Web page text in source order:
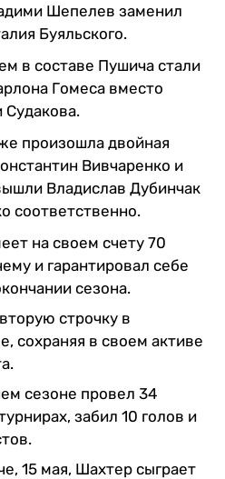
Шепелев заменил
Буяльского.
в составе Пушича стали
Гомеса вместо
Судакова.
произошла двойная
Вивчаренко и
Владислав Дубинчак
соответственно.
на своем счету 70
и гарантировал себе
сезона.
строчку в
сохраняя в своем активе
сезоне провел 34
забил 10 голов и
15 мая, Шахтер сыграет